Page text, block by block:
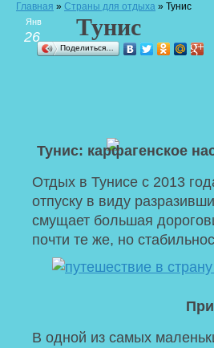
Главная » Страны для отдыха » Тунис
Янв
26 Тунис
Поделиться…
Тунис: карфагенское
Отдых в Тунисе с 2013
отпуску в виду
смущает большая
почти те же, но
В одной из самых